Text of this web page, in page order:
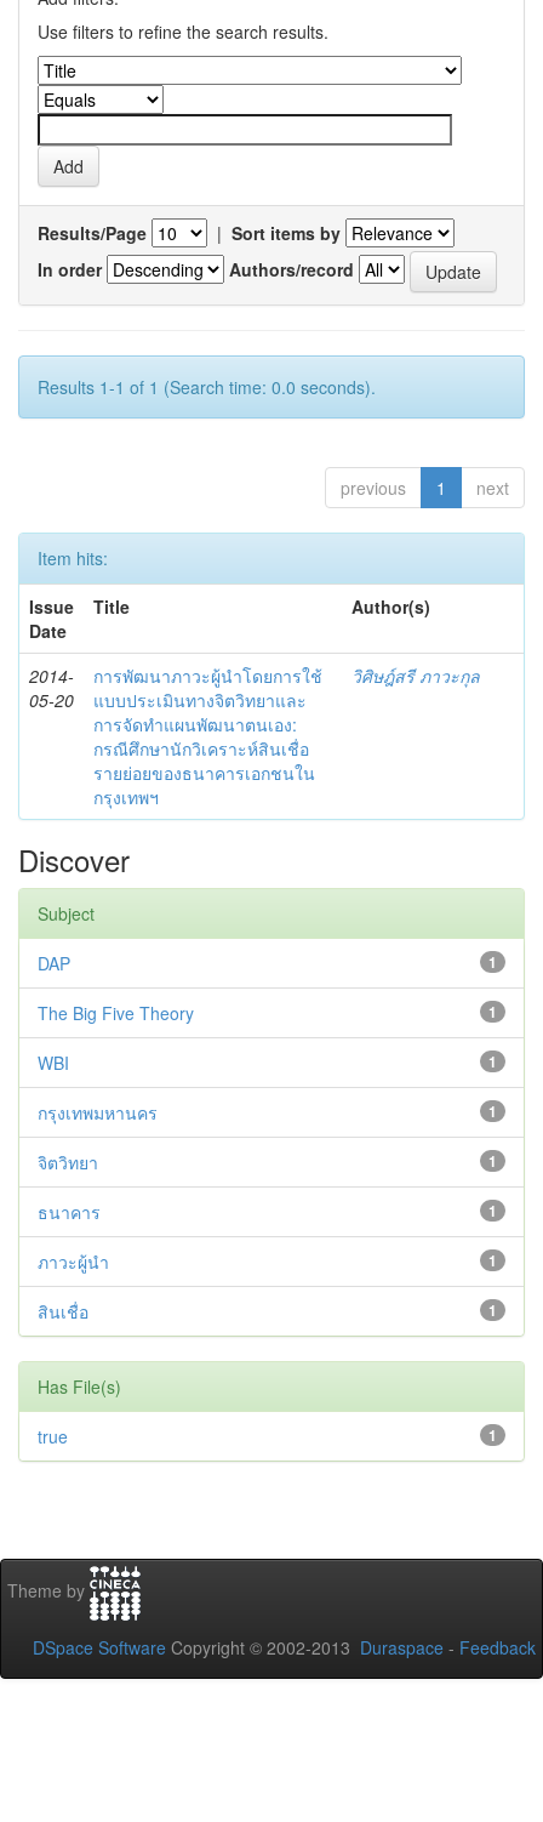
Use filters to refine the search results.
Results/Page | Sort items by
In order
Authors/record
Results 1-1 of 1 (Search time: 0.0 seconds).
previous 1 next
Item hits:
Issue
Date
Title Author(s)
2014-
05-20
การพัฒนาภาวะผู้นำโดยการใช้
แบบประเมินทางจิตวิทยาและ
การจัดทำแผนพัฒนาตนเอง:
กรณีศึกษานักวิเคราะห์สินเชื่อ
รายย่อยของธนาคารเอกชนใน
กรุงเทพฯ
วิศิษฎ์สรี ภาวะกุล
Discover
Subject
1
DAP
1
The Big Five Theory
1
WBI
1
กรุงเทพมหานคร
1
จิตวิทยา
1
ธนาคาร
1
ภาวะผู้นำ
1
สินเชื่อ
Has File(s)
1
true
Theme by
DSpace Software Copyright © 2002-2013 Duraspace - Feedback